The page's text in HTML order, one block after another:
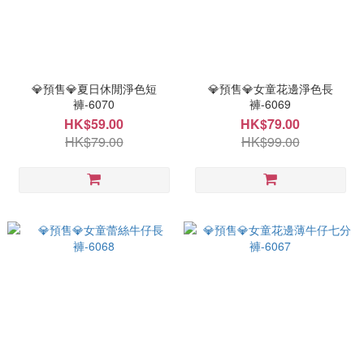
💎預售💎夏日休閒淨色短
褲-6070
HK$59.00
HK$79.00
💎預售💎女童花邊淨色長
褲-6069
HK$79.00
HK$99.00